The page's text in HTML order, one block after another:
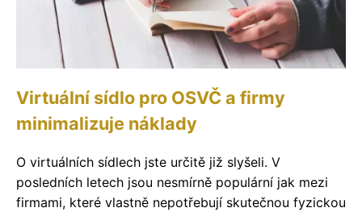
Virtuální sídlo pro OSVČ a firmy
minimalizuje náklady
O virtuálních sídlech jste určitě již slyšeli. V
posledních letech jsou nesmírně populární jak mezi
firmami, které vlastně nepotřebují skutečnou fyzickou